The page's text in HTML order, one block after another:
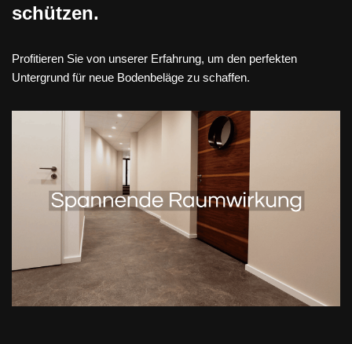
schützen.
Profitieren Sie von unserer Erfahrung, um den perfekten
Untergrund für neue Bodenbeläge zu schaffen.